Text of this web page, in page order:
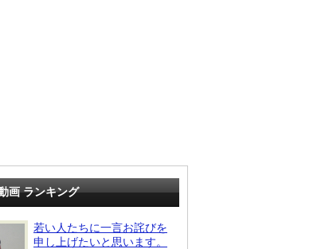
画 ランキング
若い人たちに一言お詫びを
申し上げたいと思います。